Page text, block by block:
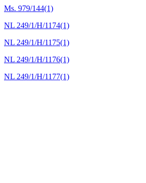
Ms. 979/144(1)
NL 249/1/H/1174(1)
NL 249/1/H/1175(1)
NL 249/1/H/1176(1)
NL 249/1/H/1177(1)